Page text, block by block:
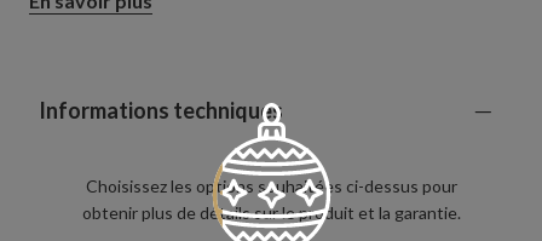
festive sophistiquée sans occuper trop d'espace au sol.
Informations techniques
Choisissez les options souhaitées ci-dessus pour
obtenir plus de détails sur le produit et la garantie.